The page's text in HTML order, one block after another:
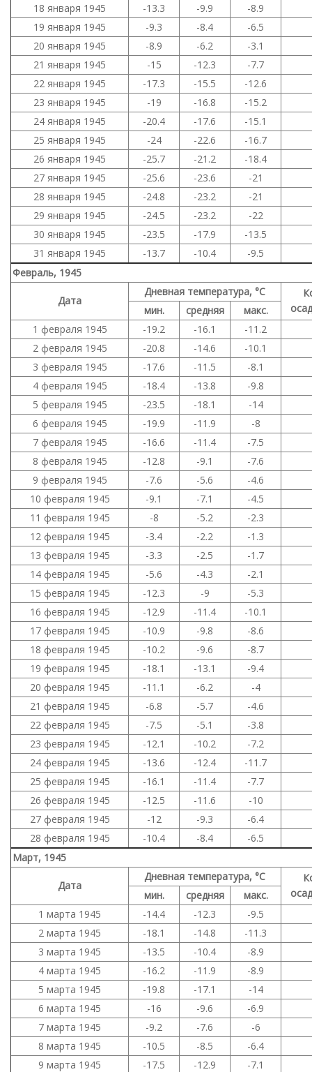
18 января 1945
-13.3 -9.9
-8.9
19 января 1945
-9.3 -8.4
-6.5
20 января 1945
-8.9 -6.2
-3.1
21 января 1945
-15 -12.3
-7.7
22 января 1945
-17.3 -15.5
-12.6
23 января 1945
-19 -16.8
-15.2
24 января 1945
-20.4 -17.6
-15.1
25 января 1945
-24 -22.6
-16.7
26 января 1945
-25.7 -21.2
-18.4
27 января 1945
-25.6 -23.6
-21
28 января 1945
-24.8 -23.2
-21
29 января 1945
-24.5 -23.2
-22
30 января 1945
-23.5 -17.9
-13.5
31 января 1945
-13.7 -10.4
-9.5
Февраль, 1945
Дата
Дневная температура, °C
мин. средняя
макс.
1 февраля 1945
-19.2 -16.1
-11.2
2 февраля 1945
-20.8 -14.6
-10.1
3 февраля 1945
-17.6 -11.5
-8.1
4 февраля 1945
-18.4 -13.8
-9.8
5 февраля 1945
-23.5 -18.1
-14
6 февраля 1945
-19.9 -11.9
-8
7 февраля 1945
-16.6 -11.4
-7.5
8 февраля 1945
-12.8 -9.1
-7.6
9 февраля 1945
-7.6 -5.6
-4.6
10 февраля 1945
-9.1 -7.1
-4.5
11 февраля 1945
-8 -5.2
-2.3
12 февраля 1945
-3.4 -2.2
-1.3
13 февраля 1945
-3.3 -2.5
-1.7
14 февраля 1945
-5.6 -4.3
-2.1
15 февраля 1945
-12.3 -9
-5.3
16 февраля 1945
-12.9 -11.4
-10.1
17 февраля 1945
-10.9 -9.8
-8.6
18 февраля 1945
-10.2 -9.6
-8.7
19 февраля 1945
-18.1 -13.1
-9.4
20 февраля 1945
-11.1 -6.2
-4
21 февраля 1945
-6.8 -5.7
-4.6
22 февраля 1945
-7.5 -5.1
-3.8
23 февраля 1945
-12.1 -10.2
-7.2
24 февраля 1945
-13.6 -12.4
-11.7
25 февраля 1945
-16.1 -11.4
-7.7
26 февраля 1945
-12.5 -11.6
-10
27 февраля 1945
-12 -9.3
-6.4
28 февраля 1945
-10.4 -8.4
-6.5
Март, 1945
Дата
Дневная температура, °C
мин. средняя
макс.
1 марта 1945
-14.4 -12.3
-9.5
2 марта 1945
-18.1 -14.8
-11.3
3 марта 1945
-13.5 -10.4
-8.9
4 марта 1945
-16.2 -11.9
-8.9
5 марта 1945
-19.8 -17.1
-14
6 марта 1945
-16 -9.6
-6.9
7 марта 1945
-9.2 -7.6
-6
8 марта 1945
-10.5 -8.5
-6.4
9 марта 1945
-17.5 -12.9
-7.1